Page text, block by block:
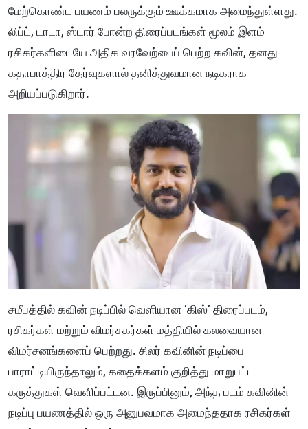
மேற்கொண்ட பயணம் பலருக்கும் ஊக்கமாக அமைந்துள்ளது.
லிப்ட், டாடா, ஸ்டார் போன்ற திரைப்படங்கள் மூலம் இளம்
ரசிகர்களிடையே அதிக வரவேற்பைப் பெற்ற கவின், தனது
கதாபாத்திர தேர்வுகளால் தனித்துவமான நடிகராக
அறியப்படுகிறார்.
சமீபத்தில் கவின் நடிப்பில் வெளியான ‘கிஸ்’ திரைப்படம்,
ரசிகர்கள் மற்றும் விமர்சகர்கள் மத்தியில் கலவையான
விமர்சனங்களைப் பெற்றது. சிலர் கவினின் நடிப்பை
பாராட்டியிருந்தாலும், கதைக்களம் குறித்து மாறுபட்ட
கருத்துகள் வெளிப்பட்டன. இருப்பினும், அந்த படம் கவினின்
நடிப்பு பயணத்தில் ஒரு அனுபவமாக அமைந்ததாக ரசிகர்கள்